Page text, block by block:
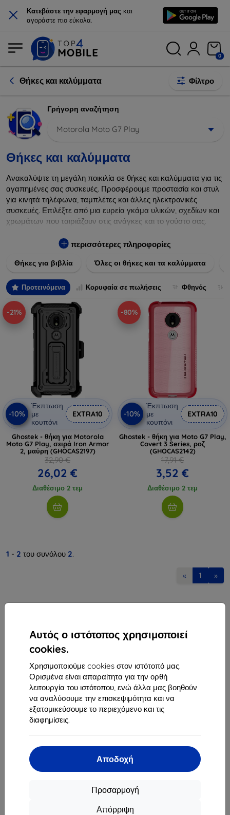
× Κατεβάστε την εφαρμογή μας και
αγοράστε πιο εύκολα.
Αυτός ο ιστότοπος χρησιμοποιεί
cookies.
Χρησιμοποιούμε cookies στον ιστότοπό μας.
Ορισμένα είναι απαραίτητα για την ορθή
λειτουργία του ιστότοπου, ενώ άλλα μας βοηθούν
να αναλύσουμε την επισκεψιμότητα και να
εξατομικεύσουμε το περιεχόμενο και τις
διαφημίσεις.
Αποδοχή
Προσαρμογή
Απόρριψη
0
Θήκες και καλύμματα Φίλτρο
Γρήγορη αναζήτηση
Motorola Moto G7 Play
Θήκες και καλύμματα
Ανακαλύψτε τη μεγάλη ποικιλία σε θήκες και καλύμματα για τις
αγαπημένες σας συσκευές. Προσφέρουμε προστασία και στυλ
για κινητά τηλέφωνα, ταμπλέτες και άλλες ηλεκτρονικές
συσκευές. Επιλέξτε από μια ευρεία γκάμα υλικών, σχεδίων και
χρωμάτων που ταιριάζουν στις ανάγκες και το γούστο σας.
πτώσεις και άλλες φθορές, ενώ παράλληλα δίνετε ένα
και τη διάρκεια ζωής των συσκευών σας με τις κορυφαίες
περισσότερες πληροφορίες
Θήκες για βιβλία Όλες οι θήκες και τα καλύμματα
Προτεινόμενα Κορυφαία σε πωλήσεις Φθηνός
-21%
-10%
Έκπτωση
με
κουπόνι
EXTRA10
Ghostek - θήκη για Motorola
Moto G7 Play, σειρά Iron Armor
2, μαύρη (GHOCAS2197)
32,90 €
26,02 €
Διαθέσιμο 2 τεμ
-80%
-10%
Έκπτωση
με
κουπόνι
EXTRA10
Ghostek - θήκη για Moto G7 Play,
Covert 3 Series, ροζ
(GHOCAS2142)
17,91 €
3,52 €
Διαθέσιμο 2 τεμ
1 - 2 του συνόλου 2.
« 1 »
Οδός Rudolfa Mocka 3750/2A
841 04 Bratislava
Αριθμός Μητρώου Εταιρείας:46701494
ΑΦΜ ΦΠΑ:SK2023549671
Επικοινωνία
info@top4mobile.eu